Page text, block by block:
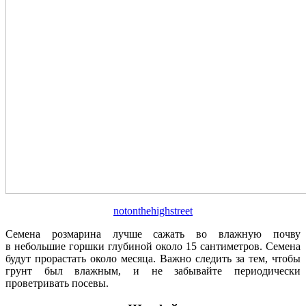
notonthehighstreet
Семена розмарина лучше сажать во влажную почву
в небольшие горшки глубиной около 15 сантиметров. Семена
будут прорастать около месяца. Важно следить за тем, чтобы
грунт был влажным, и не забывайте периодически
проветривать посевы.